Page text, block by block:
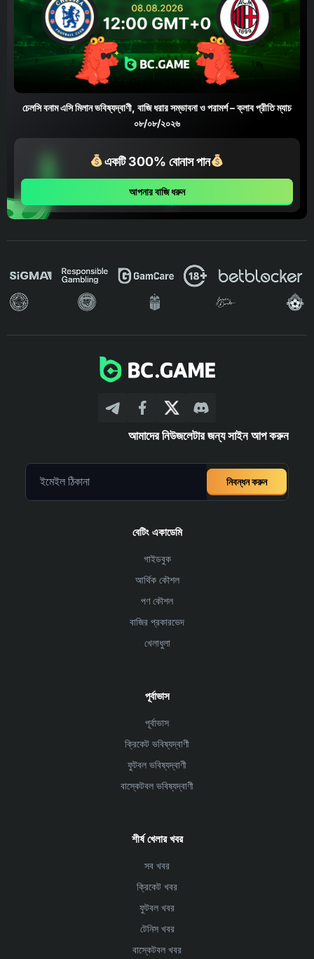
চেলসি বনাম এসি মিলান ভবিষ্যদ্বাণী, বাজি ধরার সম্ভাবনা ও পরামর্শ – ক্লাব প্রীতি ম্যাচ
০৮/০৮/২০২৬
একটি 300% বোনাস পান
আপনার বাজি ধরুন
আমাদের নিউজলেটার জন্য সাইন আপ করুন
নিবন্ধন করুন
বেটিং একাডেমি
গাইডবুক
আর্থিক কৌশল
পণ কৌশল
বাজির প্রকারভেদ
খেলাধুলা
পূর্বাভাস
পূর্বাভাস
ক্রিকেট ভবিষ্যদ্বাণী
ফুটবল ভবিষ্যদ্বাণী
বাস্কেটবল ভবিষ্যদ্বাণী
শীর্ষ খেলার খবর
সব খবর
ক্রিকেট খবর
ফুটবল খবর
টেনিস খবর
বাস্কেটবল খবর